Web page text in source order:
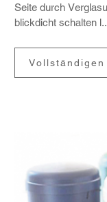
Seite durch
blick­dicht schalten